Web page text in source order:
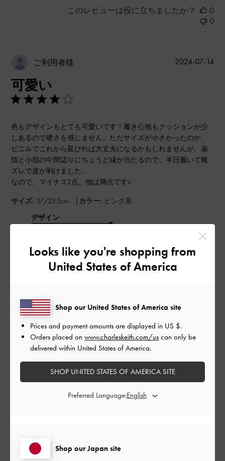
このレビューは役に立ちましたか？
0
0
ご利用者様
可愛い
色もデザインもとても可愛いです！履き心地もクッションが少
しあるので硬さを感じません。ただサイズが小さかったのか、
ビニルでこれから延びれば大丈夫になるかもしれませんが、薬
指と小指の中間辺りにちょうど縁が当たるので、半日履いて靴
ズレで皮が剥けました。
なので、マイナス2点。他は満点です○
サイズ: 37/23.5cm | カラー: ピンク系
デザイン
もっと見る
公
2024-07-14
このレビューは役に立ちましたか？
ご利用者様
使いやすいので靴下を履いたりして春から既に愛用してます。
Looks like you're shopping from
United States of America
Shop our Japan site
Shop our United States of America site
Prices and payment amounts are displayed in US $.
Orders placed on www.charleskeith.com/us can only be
delivered within United States of America.
SHOP UNITED STATES OF AMERICA SITE
Preferred Language: